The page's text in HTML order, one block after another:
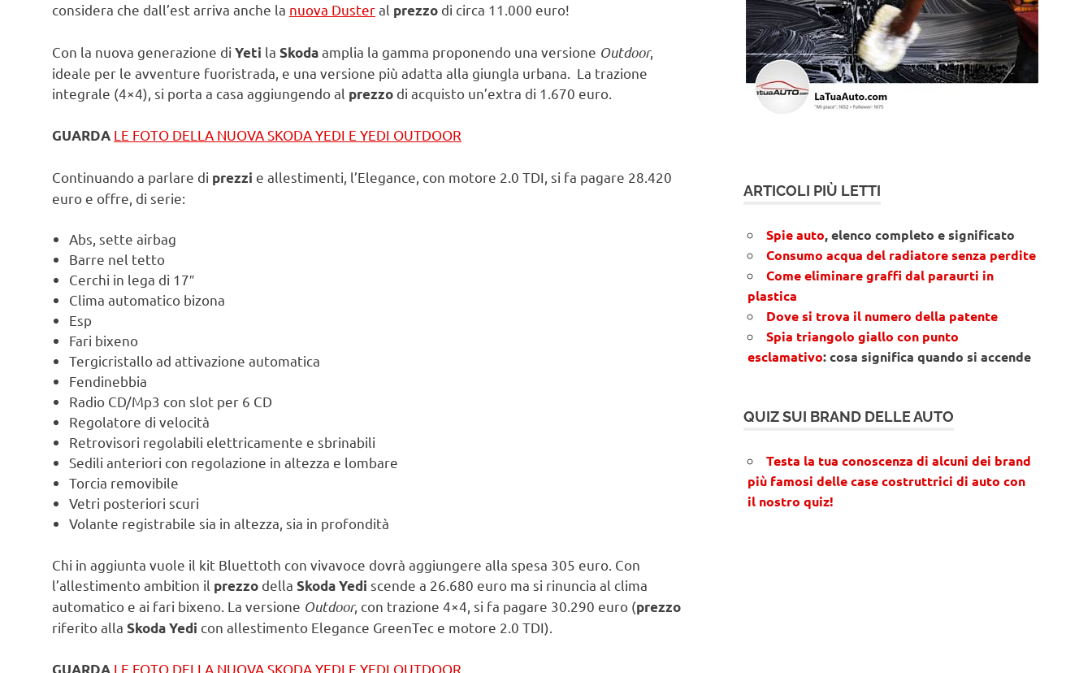
considera che dall’est arriva anche la nuova Dusteral prezzo di circa 11.000 euro!
Con la nuova generazione di Yeti la Skodaamplia la gamma proponendo una versione Outdoor,
ideale per le avventure fuoristrada, e una versione più adatta alla giungla urbana. La trazione
integrale (4×4), si porta a casa aggiungendo al prezzo di acquisto un’extra di 1.670 euro.
GUARDA LE FOTO DELLA NUOVA SKODA YEDI E YEDI OUTDOOR
Continuando a parlare di prezzi e allestimenti, l’Elegance, con motore 2.0 TDI, si fa pagare 28.420
euro e offre, di serie:
Abs, sette airbag
Barre nel tetto
Cerchi in lega di 17″
Clima automatico bizona
Esp
Fari bixeno
Tergicristallo ad attivazione automatica
Fendinebbia
Radio CD/Mp3 con slot per 6 CD
Regolatore di velocità
Retrovisori regolabili elettricamente e sbrinabili
Sedili anteriori con regolazione in altezza e lombare
Torcia removibile
Vetri posteriori scuri
Volante registrabile sia in altezza, sia in profondità
Chi in aggiunta vuole il kit Bluettoth con vivavoce dovrà aggiungere alla spesa 305 euro. Con
l’allestimento ambition il prezzo della Skoda Yedi scende a 26.680 euro ma si rinuncia al clima
automatico e ai fari bixeno. La versione Outdoor, con trazione 4×4, si fa pagare 30.290 euro (prezzo
riferito alla Skoda Yedi con allestimento Elegance GreenTec e motore 2.0 TDI).
LE FOTO DELLA NUOVA SKODA YEDI E YEDI OUTDOOR
ARTICOLI PIÙ LETTI
Spie auto, elenco completo e significato
Consumo acqua del radiatore senza perdite
Come eliminare graffi dal paraurti in
plastica
Dove si trova il numero della patente
Spia triangolo giallo con punto
esclamativo: cosa significa quando si accende
QUIZ SUI BRAND DELLE AUTO
Testa la tua conoscenza di alcuni dei brand
più famosi delle case costruttrici di auto con
il nostro quiz!